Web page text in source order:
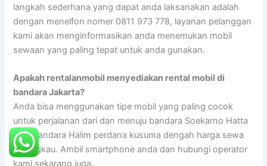
langkah sederhana yang dapat anda laksanakan adalah
dengan menelfon nomer 0811 973 778, layanan pelanggan
kami akan menginformasikan anda menemukan mobil
sewaan yang paling tepat untuk anda gunakan.
Apakah rentalanmobil menyediakan rental mobil di
bandara Jakarta?
Anda bisa menggunakan tipe mobil yang paling cocok
untuk perjalanan dari dan menuju bandara Soekarno Hatta
atau bandara Halim perdana kusuma dengah harga sewa
terjangkau. Ambil smartphone anda dan hubungi operator
kami sekarang juga.